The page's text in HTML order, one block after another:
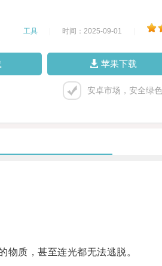
工具 时间：2025-09-01
苹果下载
安卓市场，安全绿色
质，甚至连光都无法逃脱。